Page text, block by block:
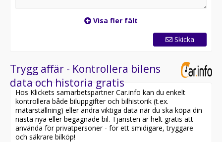
Visa fler fält
Skicka
Trygg affär - Kontrollera bilens
data och historia gratis
Hos Klickets samarbetspartner Car.info kan du enkelt
kontrollera både biluppgifter och bilhistorik (t.ex.
mätarställning) eller andra viktiga data när du ska köpa din
nästa nya eller begagnade bil. Tjänsten är helt gratis att
använda för privatpersoner - för ett smidigare, tryggare
och säkrare bilköp!